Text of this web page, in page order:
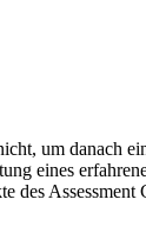
um danach
eines
des Assessment